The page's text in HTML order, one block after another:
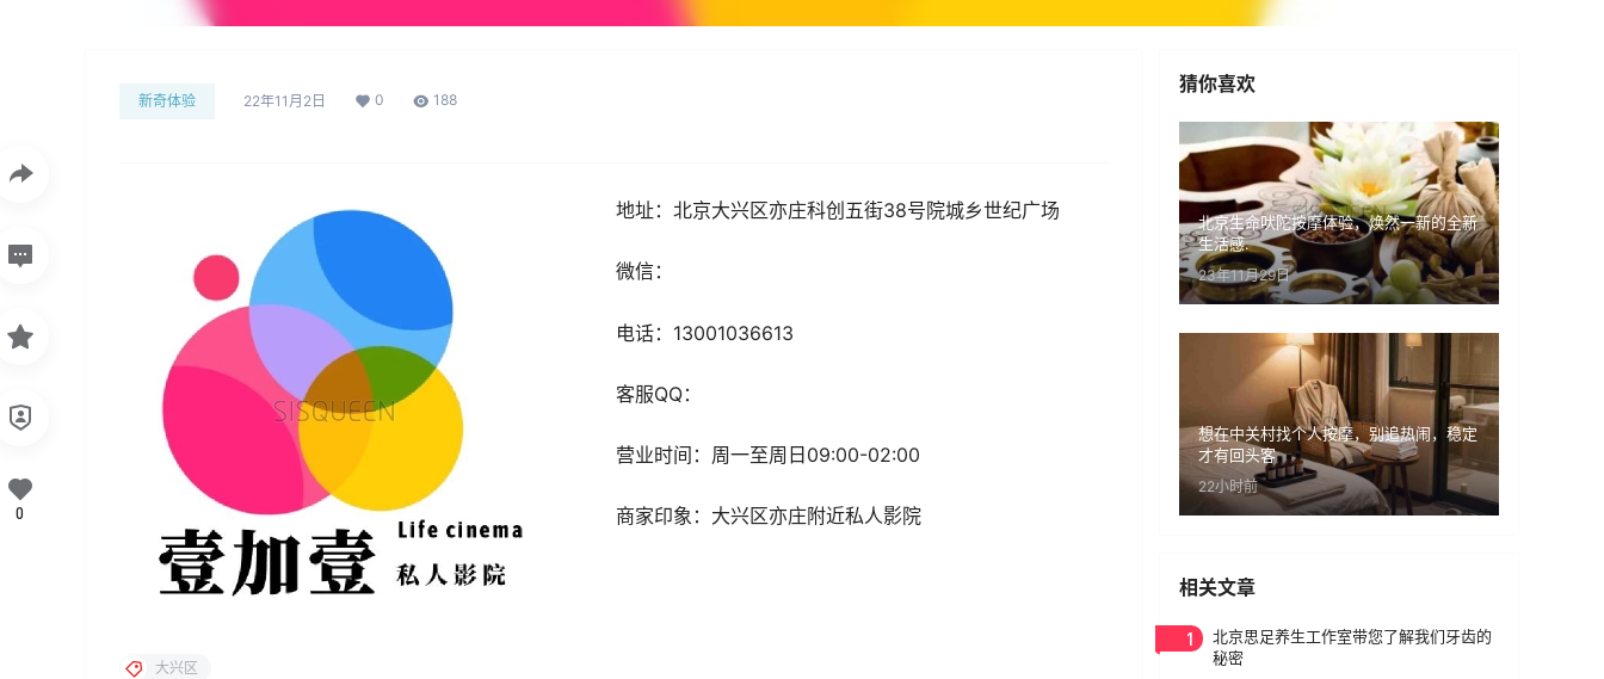
新奇体验 22年11月2日 0 188
地址：北京大兴区亦庄科创五街38号院城乡世纪广场
微信：
电话：13001036613
客服QQ：
营业时间：周一至周日09:00-02:00
商家印象：大兴区亦庄附近私人影院
0
大兴区
猜你喜欢
北京生命吠陀按摩体验，焕然一新的全新
生活感.
23年11月29日
想在中关村找个人按摩，别追热闹，稳定
才有回头客
22小时前
相关文章
1
北京思足养生工作室带您了解我们牙齿的
秘密